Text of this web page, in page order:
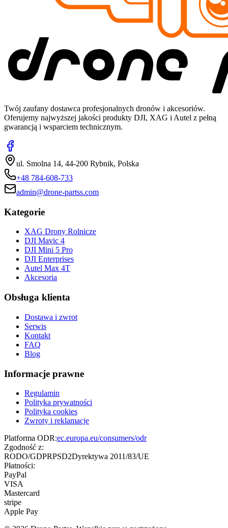
Twój zaufany dostawca profesjonalnych dronów i akcesoriów.
Oferujemy najwyższej jakości produkty DJI, XAG i Autel z pełną
gwarancją i wsparciem technicznym.
ul. Smolna 14, 44-200 Rybnik, Polska
+48 784-608-733
admin@drone-partss.com
Kategorie
XAG Drony Rolnicze
DJI Mavic 4
DJI Mini 5 Pro
DJI Enterprises
Autel Max 4T
Akcesoria
Obsługa klienta
Dostawa i zwrot
Serwis
Kontakt
FAQ
Blog
Informacje prawne
Regulamin
Polityka prywatności
Polityka cookies
Zwroty i reklamacje
Platforma ODR:ec.europa.eu/consumers/odr
Zgodność z:
RODO/GDPRPSD2Dyrektywa 2011/83/UE
Płatności:
PayPal
VISA
Mastercard
stripe
Apple Pay